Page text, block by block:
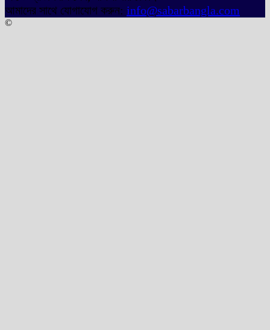
আমাদের সাথে যোগাযোগ করুন: info@sabarbangla.com
©